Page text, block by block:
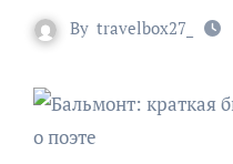
By travelbox27_